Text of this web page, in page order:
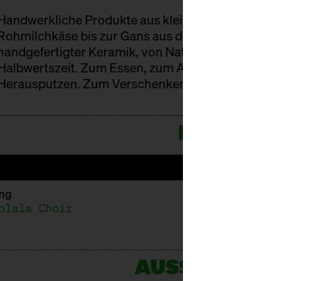
Produkte aus kleinen Manufakturen. Vom
bis zur Gans aus der Prignitz. Vom
Keramik, von Naturkosmetik zum
Zum Essen, zum Anrichten und Einrichten,
Zum Verschenken oder Behalten.
PROGRAMM
Choir